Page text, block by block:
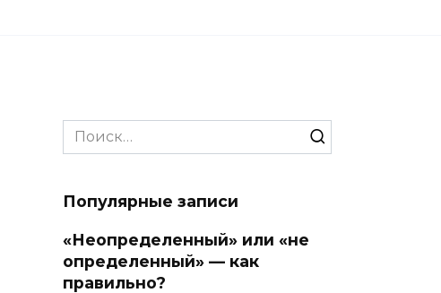
Search
for:
Популярные записи
«Неопределенный» или «не
определенный» — как
правильно?